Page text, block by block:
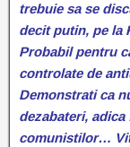
trebuie sa se
decit putin, pe la
Probabil pentru
controlate de
Demonstrati ca
dezabateri,
comunistilor…